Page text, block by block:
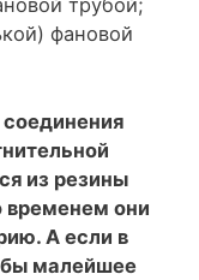
фановой
из резины
временем они
А если в
бы малейшее